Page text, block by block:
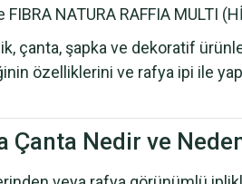
NATURA RAFFIA MULTI
çanta, şapka ve dekoratif
özelliklerini ve rafya ipi ile
Çanta Nedir ve